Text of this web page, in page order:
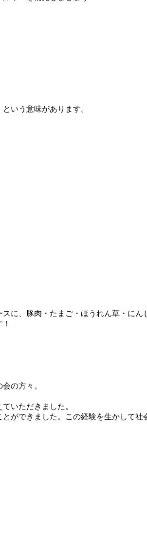
いう意味があります。
に、豚肉・たまご・ほうれん草・にん
の方々。
いただきました。
ができました。この経験を生かして社